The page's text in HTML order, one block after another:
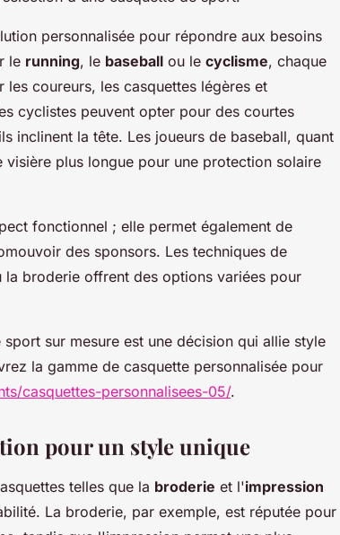
personnalisée pour répondre aux besoins
le running, le baseball ou le cyclisme, chaque
coureurs, les casquettes légères et
cyclistes peuvent opter pour des courtes
inclinent la tête. Les joueurs de baseball, quant
plus longue pour une protection solaire
fonctionnel ; elle permet également de
des sponsors. Les techniques de
broderie offrent des options variées pour
sur mesure est une décision qui allie style
la gamme de casquette personnalisée pour
casquettes-personnalisees-05/.
pour un style unique
telles que la broderie et l'impression
La broderie, par exemple, est réputée pour